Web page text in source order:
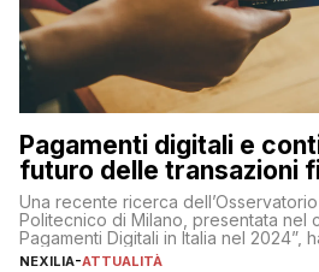
Pagamenti digitali e
futuro delle transazioni
Una recente ricerca
Politecnico di Milano, presentata nel
Pagamenti Digitali in Italia nel 2024”,
definitivi del primo semestre 2024
NEXILIA-ATTUALITÀ